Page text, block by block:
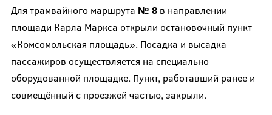
Для трамвайного маршрута № 8в направлении
площади Карла Маркса открыли остановочный пункт
«Комсомольская площадь». Посадка и высадка
пассажиров осуществляется на специально
оборудованной площадке. Пункт, работавший ранее и
совмещённый с проезжей частью, закрыли.